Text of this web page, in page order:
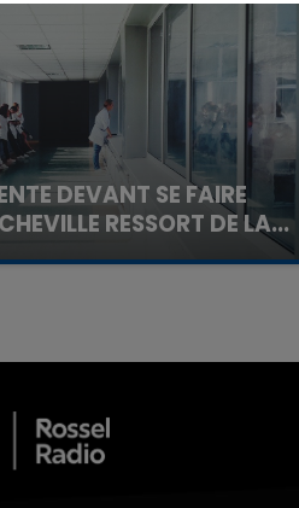
DEVANT SE FAIRE
RESSORT DE LA...
plainte contre la clinique qui a
de l'été